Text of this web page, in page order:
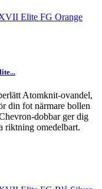
Atomknit-ovandel,
din fot närmare bollen
dobbar ger dig
riktning omedelbart.